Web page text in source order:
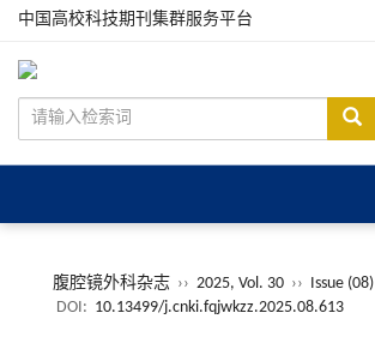
中国高校科技期刊集群服务平台
腹腔镜外科杂志 ›› 2025, Vol. 30 ›› Issue (08)
DOI: 10.13499/j.cnki.fqjwkzz.2025.08.613